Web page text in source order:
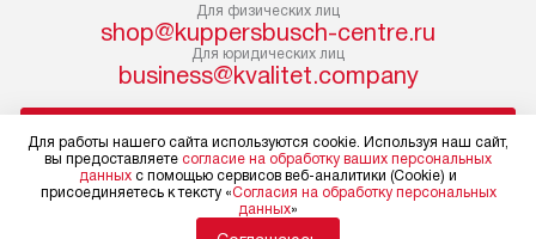
Для физических лиц
shop@kuppersbusch-centre.ru
Для юридических лиц
business@kvalitet.company
Политика конфиденциальности
Условия продажи
Для работы нашего сайта используются cookie. Используя наш сайт,
вы предоставляете согласие на обработку ваших персональных
данных с помощью сервисов веб-аналитики (Cookie) и
присоединяетесь к тексту «Согласия на обработку персональных
данных»